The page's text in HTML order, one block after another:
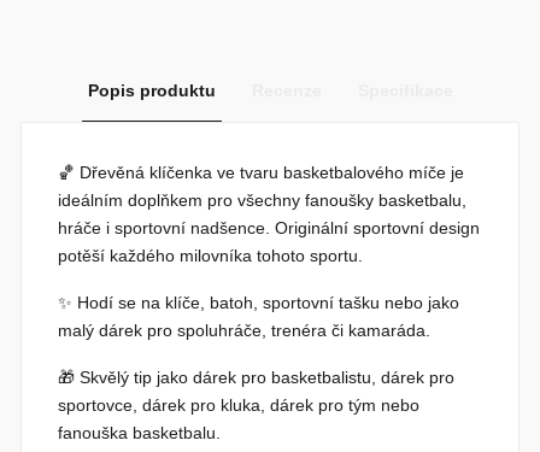
Popis produktu
🏀 Dřevěná klíčenka ve tvaru basketbalového míče je
ideálním doplňkem pro všechny fanoušky basketbalu,
hráče i sportovní nadšence. Originální sportovní design
potěší každého milovníka tohoto sportu.
✨ Hodí se na klíče, batoh, sportovní tašku nebo jako
malý dárek pro spoluhráče, trenéra či kamaráda.
🎁 Skvělý tip jakodárek pro basketbalistu,dárek pro
sportovce,dárek pro kluka,dárek pro tým nebo
fanouška basketbalu.